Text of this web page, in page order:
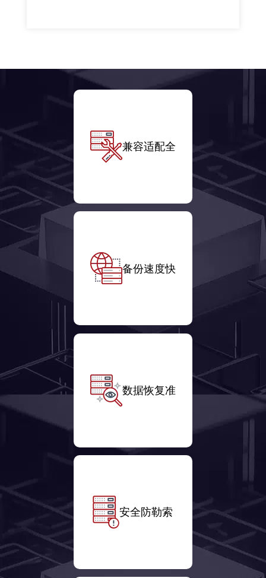
兼容适配全
备份速度快
数据恢复准
安全防勒索